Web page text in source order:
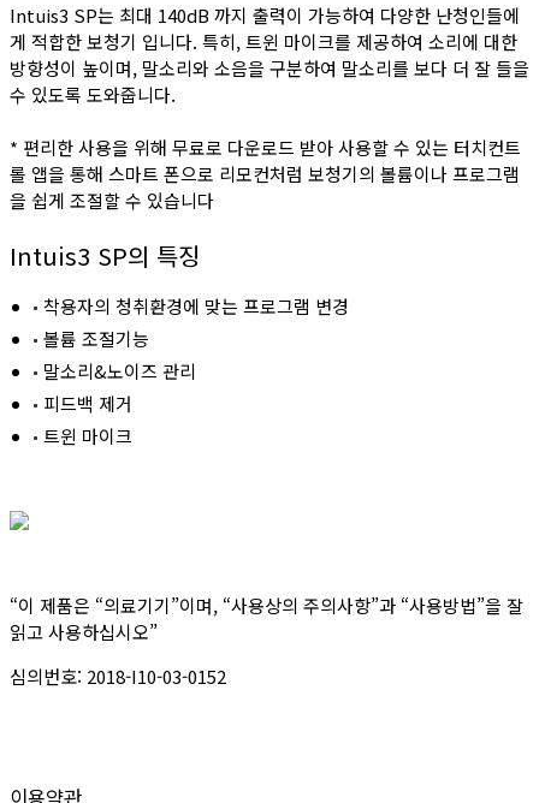
Intuis3 SP는 최대 140dB 까지 출력이 가능하여 다양한 난청인들에
게 적합한 보청기 입니다. 특히, 트윈 마이크를 제공하여 소리에 대한
방향성이 높이며, 말소리와 소음을 구분하여 말소리를 보다 더 잘 들을
수 있도록 도와줍니다.
* 편리한 사용을 위해 무료로 다운로드 받아 사용할 수 있는 터치컨트
롤 앱을 통해 스마트 폰으로 리모컨처럼 보청기의 볼륨이나 프로그램
을 쉽게 조절할 수 있습니다
Intuis3 SP의 특징
착용자의 청취환경에 맞는 프로그램 변경
볼륨 조절기능
말소리&노이즈 관리
피드백 제거
트윈 마이크
“이 제품은 “의료기기”이며, “사용상의 주의사항”과 “사용방법”을 잘
읽고 사용하십시오”
심의번호: 2018-I10-03-0152
이용약관